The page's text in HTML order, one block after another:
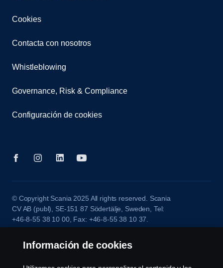
Cookies
Contacta con nosotros
Whistleblowing
Governance, Risk & Compliance
Configuración de cookies
© Copyright Scania 2025 All rights reserved. Scania
CV AB (publ), SE-151 87 Södertälje, Sweden, Tel:
+46-8-55 38 10 00, Fax: +46-8-55 38 10 37.
Información de cookies